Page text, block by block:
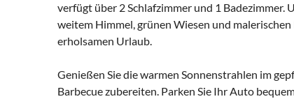
verfügt über 2 Schlafzimmer und 1
weitem Himmel, grünen Wiesen und
erholsamen Urlaub.
Genießen Sie die warmen Sonnenstrahlen im
Barbecue zubereiten. Parken Sie Ihr Auto